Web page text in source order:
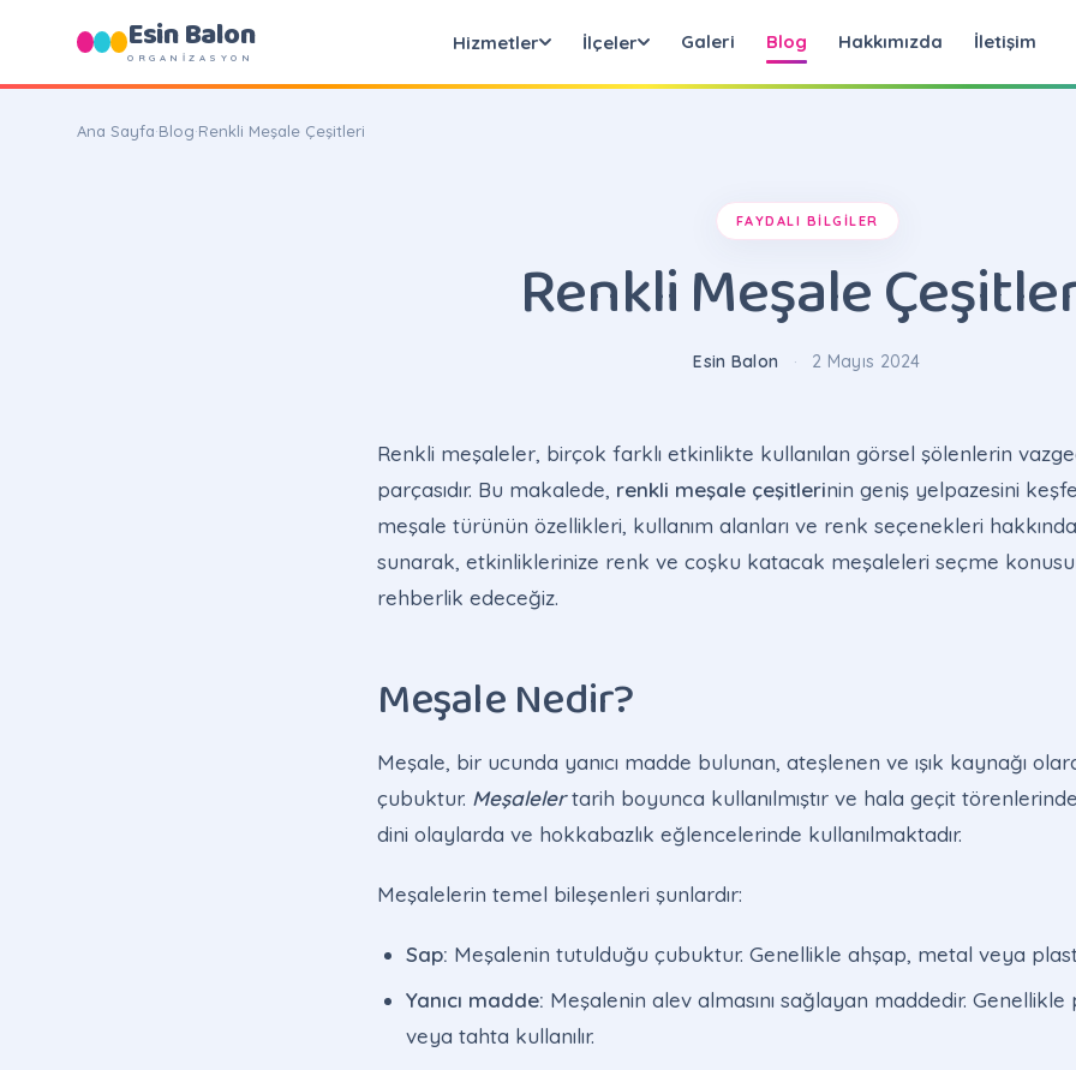
Esin Balon
ORGANİZASYON
Hizmetler İlçeler Galeri Blog Hakkımızda İletişim
Ana Sayfa·Blog·Renkli Meşale Çeşitleri
FAYDALI BILGILER
Renkli Meşale
Esin Balon · 2 Mayıs 2024
Renkli meşaleler, birçok farklı etkinlikte kullanılan görsel şölenlerin
parçasıdır. Bu makalede, renkli meşale çeşitlerinin geniş yelpazesini
meşale türünün özellikleri, kullanım alanları ve renk seçenekleri hakkında
sunarak, etkinliklerinize renk ve coşku katacak meşaleleri seçme
rehberlik edeceğiz.
Meşale Nedir?
Meşale, bir ucunda yanıcı madde bulunan, ateşlenen ve ışık kaynağı
çubuktur. Meşalelertarih boyunca kullanılmıştır ve hala geçit
dini olaylarda ve hokkabazlık eğlencelerinde kullanılmaktadır.
Meşalelerin temel bileşenleri şunlardır:
Sap: Meşalenin tutulduğu çubuktur. Genellikle ahşap, metal veya
Yanıcı madde: Meşalenin alev almasını sağlayan maddedir. Genellikle
veya tahta kullanılır.